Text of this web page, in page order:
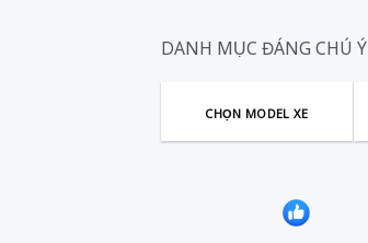
DANH MỤC ĐÁNG CHÚ Ý
CHỌN MODEL XE